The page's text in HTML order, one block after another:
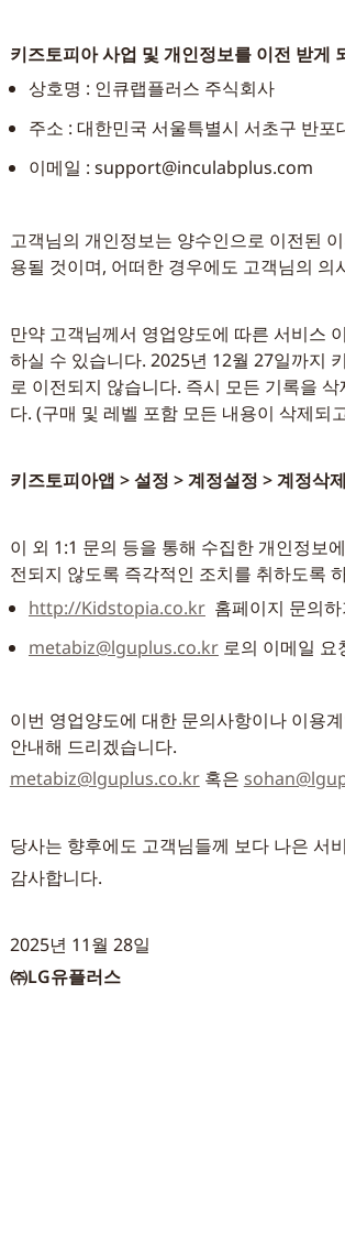
키즈토피아 사업 및 개인정보를 이전 받게
상호명 : 인큐랩플러스 주식회사
주소 : 대한민국 서울특별시 서초구 반
이메일 : support@inculabplus.com
고객님의 개인정보는 양수인으로 이전된
용될 것이며, 어떠한 경우에도 고객님의
만약 고객님께서 영업양도에 따른 서비스
하실 수 있습니다. 2025년 12월 27일까지
로 이전되지 않습니다. 즉시 모든 기록을
다. (구매 및 레벨 포함 모든 내용이 삭제되
키즈토피아앱 > 설정 > 계정설정 > 계정삭제
이 외 1:1 문의 등을 통해 수집한 개인정보
전되지 않도록 즉각적인 조치를 취하도록
http://Kidstopia.co.kr
홈페이지 문의
metabiz@lguplus.co.kr 로의 이메일 요
이번 영업양도에 대한 문의사항이나 이용
안내해 드리겠습니다.
metabiz@lguplus.co.kr 혹은
당사는 향후에도 고객님들께 보다 나은 서
감사합니다.
2025년 11월 28일
㈜LG유플러스